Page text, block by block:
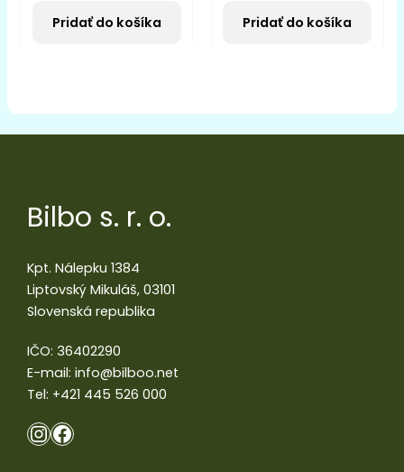
Pridať do košíka Pridať do košíka
Bilbo s. r. o.
Kpt. Nálepku 1384
Liptovský Mikuláš, 03101
Slovenská republika
IČO: 36402290
E-mail: info@bilboo.net
Tel: +421 445 526 000